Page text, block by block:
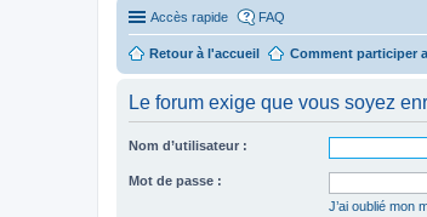
Accès rapide FAQ
Retour à l'accueil Comment participer
Le forum exige que vous soyez
Nom d’utilisateur :
Mot de passe :
J’ai oublié mon